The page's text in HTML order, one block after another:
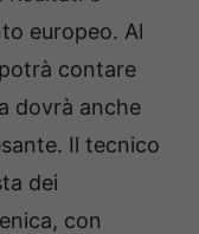
europeo. Al
contare
dovrà anche
Il tecnico
dei
con